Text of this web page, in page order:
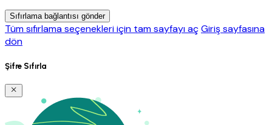
Sıfırlama bağlantısı gönder
Tüm sıfırlama seçenekleri için tam sayfayı açGiriş sayfasına
dön
Şifre Sıfırla